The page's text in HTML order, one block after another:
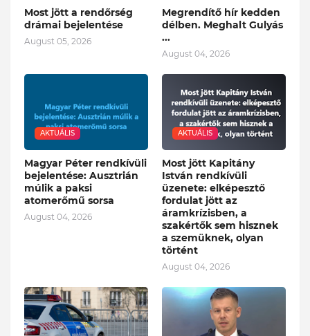
Most jött a rendőrség
drámai bejelentése
August 05, 2026
Megrendítő hír kedden
délben. Meghalt Gulyás
...
August 04, 2026
AKTUÁLIS
Magyar Péter rendkívüli
bejelentése: Ausztrián
múlik a paksi
atomerőmű sorsa
August 04, 2026
AKTUÁLIS
Most jött Kapitány
István rendkívüli
üzenete: elképesztő
fordulat jött az
áramkrízisben, a
szakértők sem hisznek
a szemüknek, olyan
történt
August 04, 2026